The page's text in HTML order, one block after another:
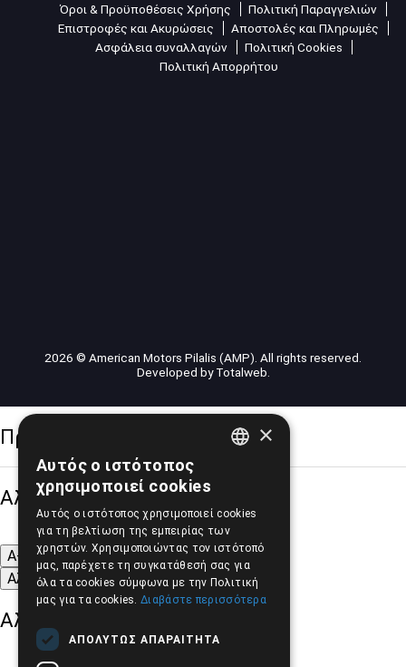
Όροι & Προϋποθέσεις Χρήσης
Πολιτική Παραγγελιών
Επιστροφές και Ακυρώσεις
Αποστολές και Πληρωμές
Ασφάλεια συναλλαγών
Πολιτική Cookies
Πολιτική Απορρήτου
2026 © American Motors Pilalis (AMP). All rights reserved.
Developed byTotalweb.
Προσβασιμότητα
Αλλαγή Μεγέθους
A- A+
A
Αλλαγή Γραμματοσειράς
Αλλαγή Χρώματος
×
Αυτός ο ιστότοπος
χρησιμοποιεί cookies
Αυτός ο ιστότοπος χρησιμοποιεί cookies
για τη βελτίωση της εμπειρίας των
χρηστών. Χρησιμοποιώντας τον ιστότοπό
μας, παρέχετε τη συγκατάθεσή σας για
όλα τα cookies σύμφωνα με την Πολιτική
μας για τα cookies. Διαβάστε περισσότερα
ΑΠΟΛΎΤΩΣ ΑΠΑΡΑΊΤΗΤΑ